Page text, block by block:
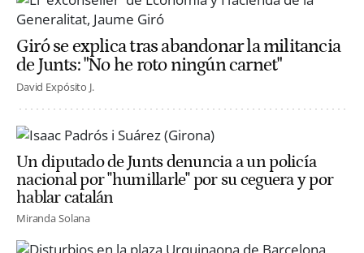
Giró se explica tras abandonar la militancia
de Junts: "No he roto ningún carnet"
David Expósito J.
Un diputado de Junts denuncia a un policía
nacional por "humillarle" por su ceguera y por
hablar catalán
Miranda Solana